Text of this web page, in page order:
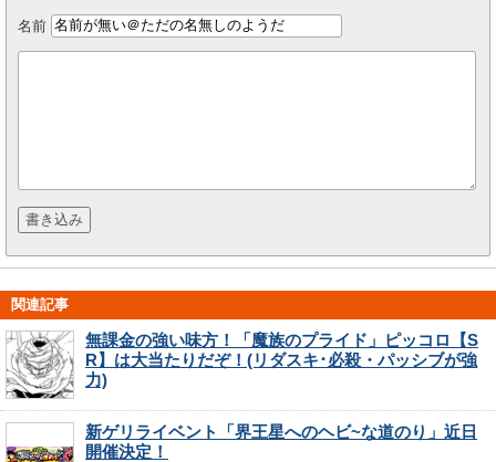
名前
関連記事
無課金の強い味方！「魔族のプライド」ピッコロ【S
R】は大当たりだぞ！(リダスキ･必殺・パッシブが強
力)
新ゲリライベント「界王星へのヘビ~な道のり」近日
開催決定！